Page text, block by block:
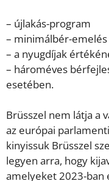
– újlakás-program
– minimálbér-emelés
– a nyugdíjak
– hároméves
esetében.
Brüsszel nem látja a
az európai
kinyissuk Brüsszel
legyen arra, hogy
amelyeket 2023-ban